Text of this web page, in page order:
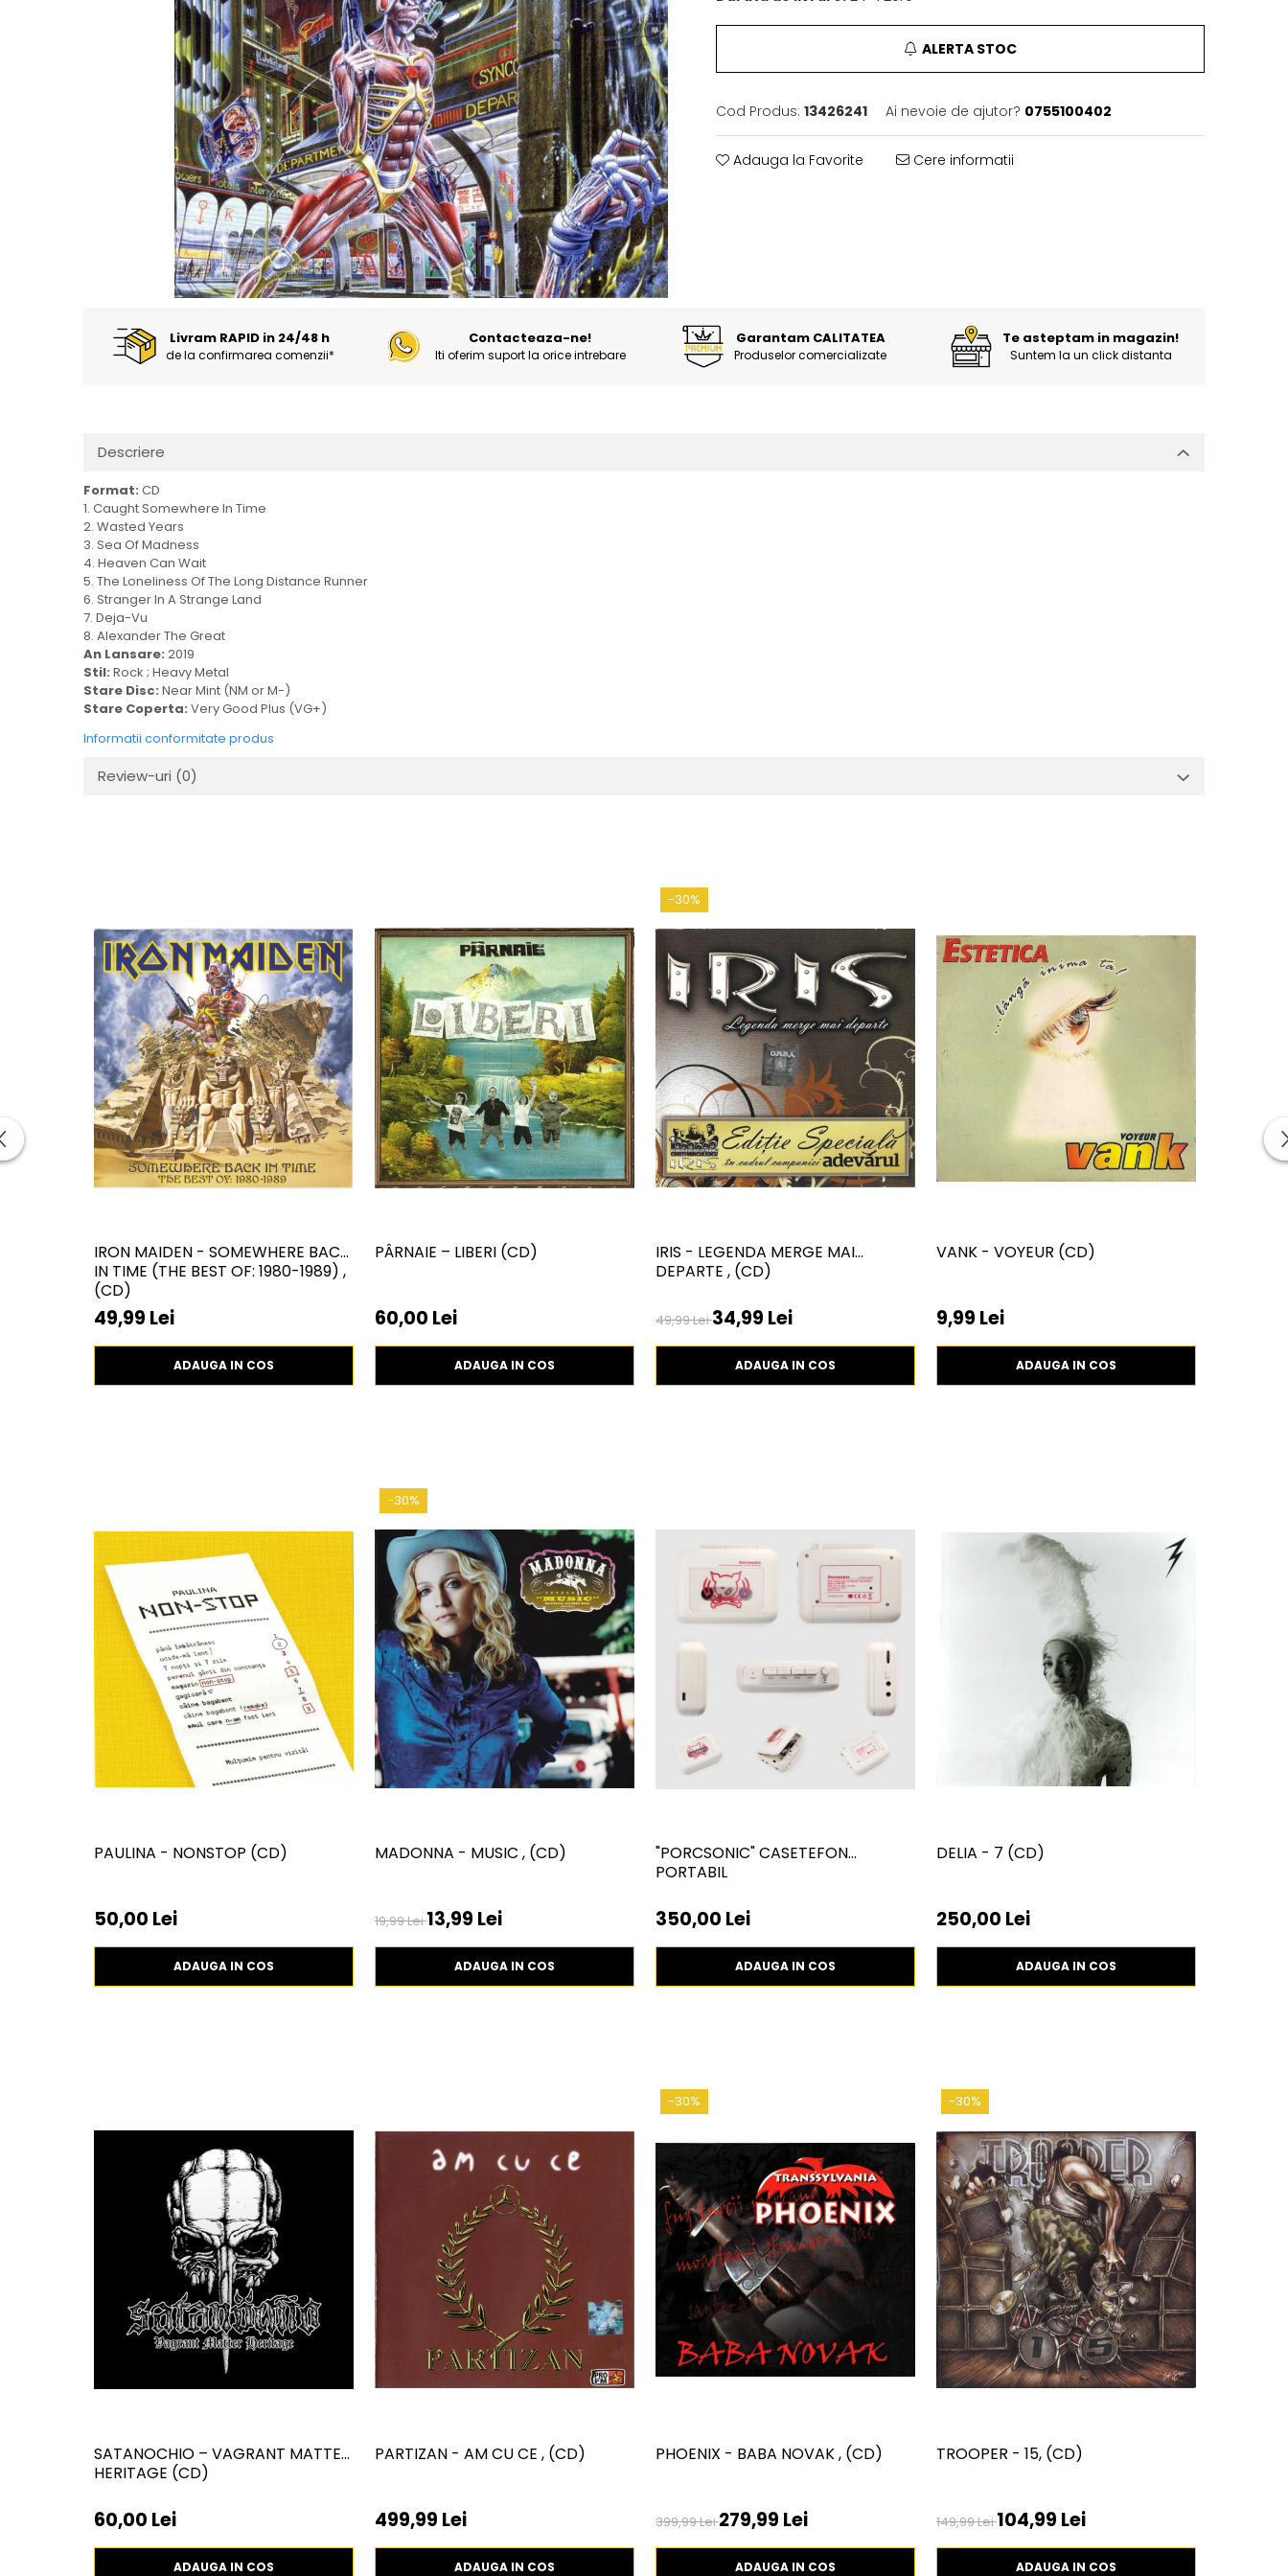
ALERTA STOC
Cod Produs: 13426241 Ai nevoie de ajutor? 0755100402
Adauga la Favorite Cere informatii
Livram RAPID in 24/48 h
de la confirmarea comenzii*
Contacteaza-ne!
Iti oferim suport la orice intrebare
Garantam CALITATEA
Produselor comercializate
Te asteptam in magazin!
Suntem la un click distanta
Descriere
Format: CD
1. Caught Somewhere In Time
2. Wasted Years
3. Sea Of Madness
4. Heaven Can Wait
5. The Loneliness Of The Long Distance Runner
6. Stranger In A Strange Land
7. Deja-Vu
8. Alexander The Great
An Lansare: 2019
Stil: Rock ; Heavy Metal
Stare Disc: Near Mint (NM or M-)
Stare Coperta: Very Good Plus (VG+)
Informatii conformitate produs
Review-uri (0)
IRON MAIDEN - SOMEWHERE BACK
IN TIME (THE BEST OF: 1980-1989) ,
(CD)
49,99 Lei
ADAUGA IN COS
PÂRNAIE – LIBERI (CD)
60,00 Lei
ADAUGA IN COS
-30%
IRIS - LEGENDA MERGE MAI
DEPARTE , (CD)
49,99 Lei34,99 Lei
ADAUGA IN COS
VANK - VOYEUR (CD)
9,99 Lei
ADAUGA IN COS
PAULINA - NONSTOP (CD)
50,00 Lei
ADAUGA IN COS
-30%
MADONNA - MUSIC , (CD)
19,99 Lei13,99 Lei
ADAUGA IN COS
"PORCSONIC" CASETEFON
PORTABIL
350,00 Lei
ADAUGA IN COS
DELIA - 7 (CD)
250,00 Lei
ADAUGA IN COS
SATANOCHIO – VAGRANT MATTER
HERITAGE (CD)
60,00 Lei
ADAUGA IN COS
PARTIZAN - AM CU CE , (CD)
499,99 Lei
ADAUGA IN COS
-30%
PHOENIX - BABA NOVAK , (CD)
399,99 Lei279,99 Lei
ADAUGA IN COS
-30%
TROOPER - 15, (CD)
149,99 Lei104,99 Lei
ADAUGA IN COS